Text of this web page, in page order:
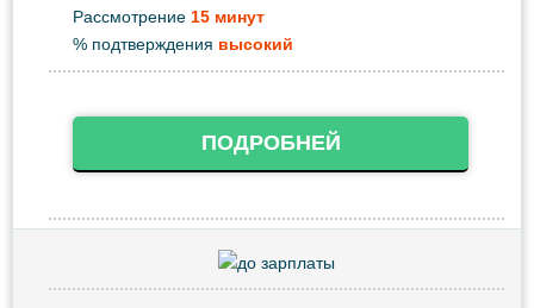
Рассмотрение 15 минут
% подтверждения высокий
ПОДРОБНЕЙ